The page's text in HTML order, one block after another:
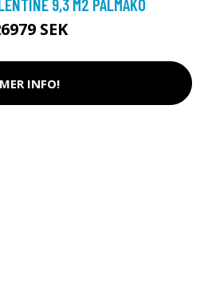
9,3 M2 PALMAKO
SEK
MER INFO!